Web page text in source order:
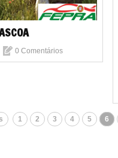
0 Comentários
1 2 3 4 5 6